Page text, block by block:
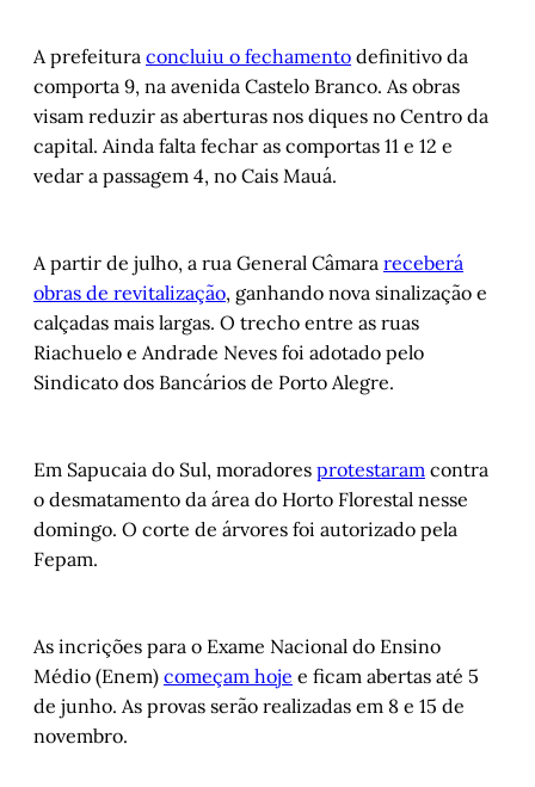
A prefeitura concluiu o fechamento definitivo da
comporta 9, na avenida Castelo Branco. As obras
visam reduzir as aberturas nos diques no Centro da
capital. Ainda falta fechar as comportas 11 e 12 e
vedar a passagem 4, no Cais Mauá.
A partir de julho, a rua General Câmara receberá
obras de revitalização, ganhando nova sinalização e
calçadas mais largas. O trecho entre as ruas
Riachuelo e Andrade Neves foi adotado pelo
Sindicato dos Bancários de Porto Alegre.
Em Sapucaia do Sul, moradores protestaram contra
o desmatamento da área do Horto Florestal nesse
domingo. O corte de árvores foi autorizado pela
Fepam.
As incrições para o Exame Nacional do Ensino
Médio (Enem) começam hoje e ficam abertas até 5
de junho. As provas serão realizadas em 8 e 15 de
novembro.